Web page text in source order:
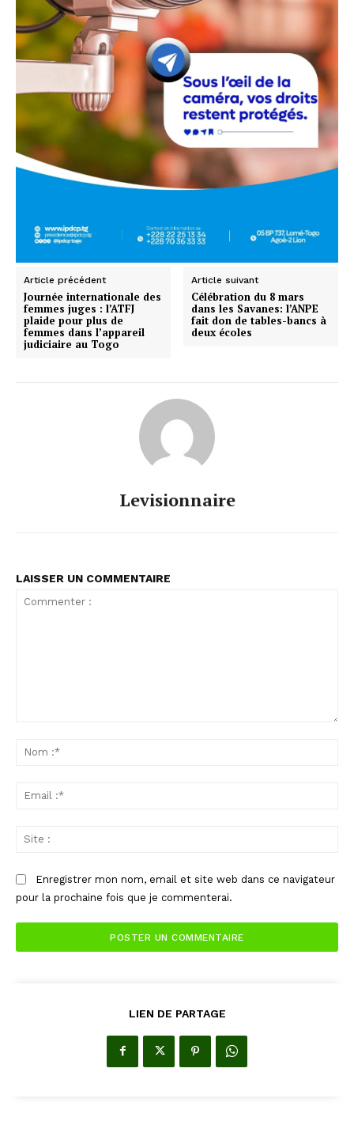
Article précédent
Journée internationale des
femmes juges : l’ATFJ
plaide pour plus de
femmes dans l’appareil
judiciaire au Togo
Article suivant
Célébration du 8 mars
dans les Savanes: l’ANPE
fait don de tables-bancs à
deux écoles
Levisionnaire
LAISSER UN COMMENTAIRE
Enregistrer mon nom, email et site web dans ce navigateur
pour la prochaine fois que je commenterai.
LIEN DE PARTAGE